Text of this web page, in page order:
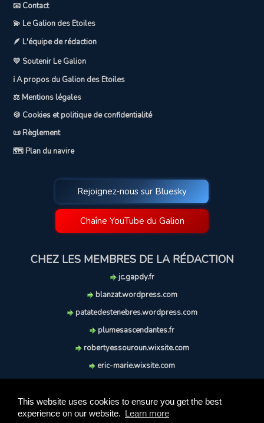
This website uses cookies to ensure you get the best
experience on our website. Learn more
📧 Contact
💫 Le Galion des Etoiles
🪶 L'équipe de rédaction
💛 Soutenir Le Galion
ℹ️ A propos du Galion des Etoiles
⚖️ Mentions légales
🍪 Cookies et politique de confidentialité
📜 Règlement
🗺️ Plan du navire
Rejoignez-nous sur Bluesky
Chaîne YouTube du Galion
CHEZ LES MEMBRES DE LA RÉDACTION
jc.gapdy.fr
blanzat.wordpress.com
patatedestenebres.wordpress.com
plumesascendantes.fr
robertyessouroun.wixsite.com
eric-marie.wixsite.com
soufflereve.blogspot.com